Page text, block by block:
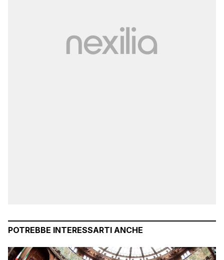
POTREBBE INTERESSARTI ANCHE